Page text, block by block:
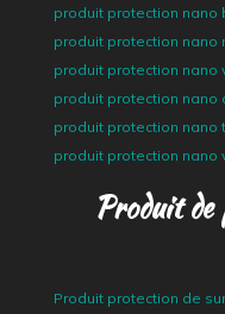
produit protection nano
produit protection nano
produit protection nano
produit protection nano
produit protection nano
produit protection nano
Produit
Produit protection de